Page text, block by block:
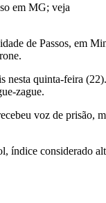
de Passos, em
quinta-feira
zague.
voz de prisão,
considerado